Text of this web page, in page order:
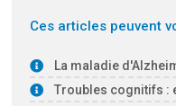
Ces articles peuvent
La maladie
Troubles cognitifs :